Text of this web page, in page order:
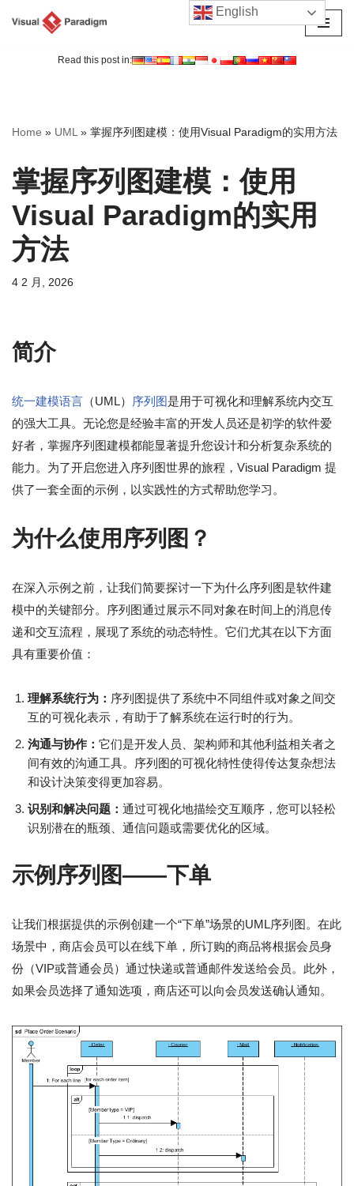
Read this post in:
Home » UML» 掌握序列图建模：使用Visual Paradigm的实用方法
掌握序列图建模：使用
Visual Paradigm的实用
方法
4 2 月, 2026
简介
统一建模语言 （UML） 序列图是用于可视化和理解系统内交互
的强大工具。无论您是经验丰富的开发人员还是初学的软件爱
好者，掌握序列图建模都能显著提升您设计和分析复杂系统的
能力。为了开启您进入序列图世界的旅程，Visual Paradigm 提
供了一套全面的示例，以实践性的方式帮助您学习。
为什么使用序列图？
在深入示例之前，让我们简要探讨一下为什么序列图是软件建
模中的关键部分。序列图通过展示不同对象在时间上的消息传
递和交互流程，展现了系统的动态特性。它们尤其在以下方面
具有重要价值：
理解系统行为： 序列图提供了系统中不同组件或对象之间交
互的可视化表示，有助于了解系统在运行时的行为。
沟通与协作： 它们是开发人员、架构师和其他利益相关者之
间有效的沟通工具。序列图的可视化特性使得传达复杂想法
和设计决策变得更加容易。
识别和解决问题： 通过可视化地描绘交互顺序，您可以轻松
识别潜在的瓶颈、通信问题或需要优化的区域。
示例序列图——下单
让我们根据提供的示例创建一个“下单”场景的UML序列图。在此
场景中，商店会员可以在线下单，所订购的商品将根据会员身
份（VIP或普通会员）通过快递或普通邮件发送给会员。此外，
如果会员选择了通知选项，商店还可以向会员发送确认通知。
English